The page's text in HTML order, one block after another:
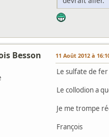
Besson 11 Août 2012 à
Le sulfate de
Le collodion a
Je me trompe
François